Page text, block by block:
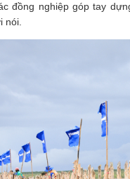
đồng nghiệp góp tay
nói.